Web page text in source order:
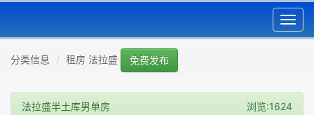
分类信息 租房 法拉盛 免费发布
法拉盛半土库男单房 浏览:1624